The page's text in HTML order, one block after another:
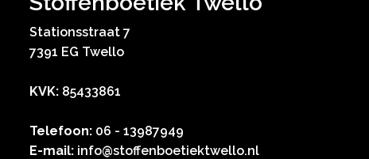
Stationsstraat 7
7391 EG Twello
KVK: 85433861
Telefoon: 06 - 13987949
E-mail: info@stoffenboetiektwello.nl